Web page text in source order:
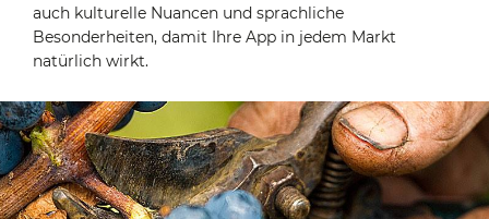
auch kulturelle Nuancen und sprachliche
Besonderheiten, damit Ihre App in jedem Markt
natürlich wirkt.